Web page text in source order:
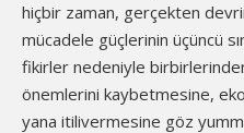
hiçbir zaman, gerçekten
mücadele güçlerinin üçüncü
fikirler nedeniyle
önemlerini kaybetmesine,
yana itilivermesine göz